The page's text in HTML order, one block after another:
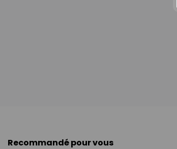
Recommandé pour vous